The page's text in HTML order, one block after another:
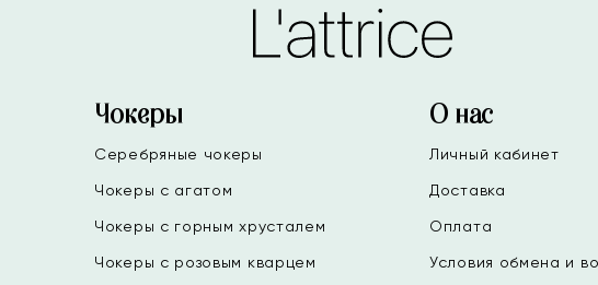
Чокеры
Серебряные чокеры
Чокеры с агатом
Чокеры с горным хрусталем
Чокеры с розовым кварцем
О нас
Личный кабинет
Доставка
Оплата
Условия обмена и